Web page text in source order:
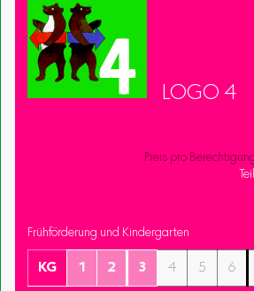
LOGO 4
Preis pro
Frühförderung und Kindergarten
KG 1 2 3 4 5 6